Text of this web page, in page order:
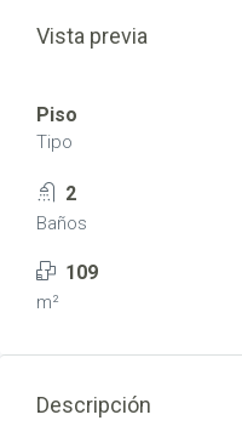
Vista previa
Piso
Tipo
2
Baños
109
m²
Descripción